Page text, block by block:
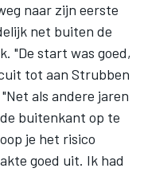
naar zijn eerste
net buiten de
"De start was goed,
tot aan Strubben
als andere jaren
buitenkant op te
je het risico
goed uit. Ik had